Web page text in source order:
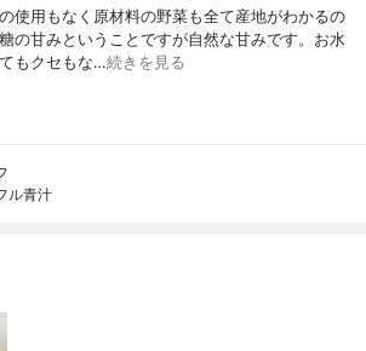
使用もなく原材料の野菜も全て産地がわかるの
の甘みということですが自然な甘みです。お水
もクセもな…続きを見る
ル青汁